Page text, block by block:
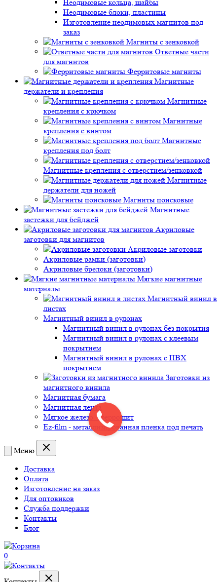
Неодимовые кольца, шайбы
Неодимовые блоки, пластины
Изготовление неодимовых магнитов под
заказ
Магниты с зенковкой
Ответные части
для магнитов
Ферритовые магниты
Магнитные
держатели и крепления
Магнитные
крепления с крючком
Магнитные
крепления с винтом
Магнитные
крепления под болт
Магнитные крепления с отверстием/зенковкой
Магнитные
держатели для ножей
Магниты поисковые
Магнитные
застежки для бейджей
Акриловые
заготовки для магнитов
Акриловые заготовки
Акриловые рамки (заготовки)
Акриловые брелоки (заготовки)
Мягкие магнитные
материалы
Магнитный винил в
листах
Магнитный винил в рулонах
Магнитный винил в рулонах без покрытия
Магнитный винил в рулонах с клеевым
покрытием
Магнитный винил в рулонах с ПВХ
покрытием
Заготовки из
магнитного винила
Магнитная бумага
Магнитная лента
Мягкое железо - феррошит
Ez-film - металлизированная пленка под печать
Меню
Доставка
Оплата
Изготовление на заказ
Для оптовиков
Служба поддержки
Контакты
Блог
0